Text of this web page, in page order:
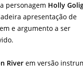
personagem Holly
apresentação de
e argumento a ser
River em versão